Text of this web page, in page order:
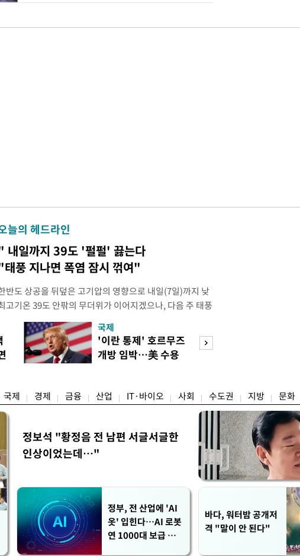
늘의 헤드라인
내일까지 39도 '펄펄' 끓는다
풍 지나면 폭염 잠시 꺾여"
반도 상공을 뒤덮은 고기압의 영향으로 내일(7일)까지 낮
고기온 39도 안팎의 무더위가 이어지겠으나, 다음 주 태풍
'돌핀'이 지나며 기압계가 재편되는 과정에서 폭염이 일시적
로 주춤할 것으로 기상청은 내다봤다. 기상청은 6일 오전
례 브리핑을 열고 이같이 밝혔다. 이광연 기상청 예보분석
은 "상층까지 잘 연결된 고기압이 한반도에 자리잡고 있
국제
'이란 통제' 호르무즈
개방 임박…美 수용
국제 경제 금융 산업 IT·바이오 사회 수도권 지방 문화
정보석 "황정음 전 남편 서글서글한
인상이었는데…"
정부, 전 산업에 'AI
옷' 입힌다…AI 로봇
연 1000대 보급 추
바다, 워터밤 공개저
격 "말이 안 된다"